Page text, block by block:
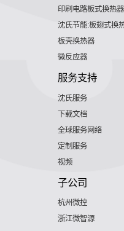
印刷电路板式换热器
沈氏节能:板翅式换
板壳换热器
微反应器
服务支持
沈氏服务
下载文档
全球服务网络
定制服务
视频
子公司
杭州微控
浙江微智源